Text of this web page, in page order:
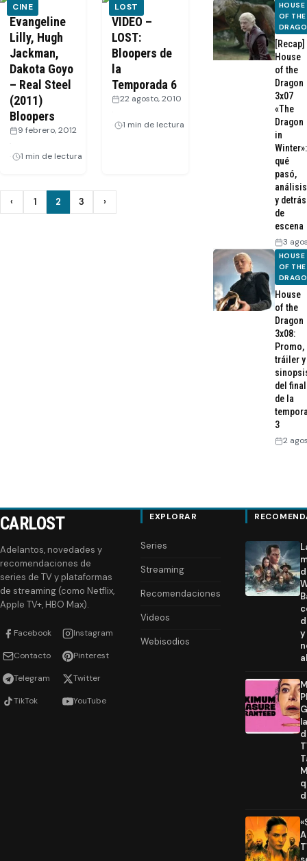
CINE
Evangeline
Lilly, Hugh
Jackman,
Dakota Goyo
– Real Steel
(2011)
Bloopers
9 febrero, 2012
1 min de lectura
LOST
VIDEO –
LOST:
Bloopers de
la
Temporada 6
22 agosto, 2010
1 min de lectura
Paginación
‹ Anterior
1 2 3 ›
HOUSE
OF THE
[Recap]
House
of the
Dragon
3x07
«The
Dragon
in
Winter»:
qué
pasó,
análisis
y detrás
de
escena
3
HOUSE
OF THE
House
of the
Dragon
3x08:
Promo,
tráiler y
del final
de la
3
2
CARLOST
Adelantos, novedades y
recomendaciones de
series de TV y plataformas
de streaming (como Netflix,
Apple TV+, HBO Max).
Facebook Instagram
Contacto Pinterest
Telegram Twitter
TikTok YouTube
EXPLORAR
Series
Streaming
Recomendaciones
Videos
Webisodios
y